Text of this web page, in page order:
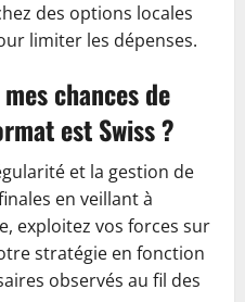
des options locales
limiter les dépenses.
chances de
est Swiss ?
et la gestion de
en veillant à
exploitez vos forces sur
stratégie en fonction
observés au fil des